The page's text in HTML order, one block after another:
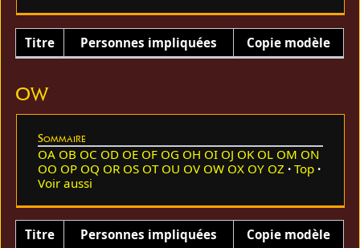
Titre Personnes impliquées Copie modèle
OW
Sommaire
OA OB OC OD OE OF OG OH OI OJ OK OL OM ON
OO OP OQ OR OS OT OU OV OW OX OY OZ
Top
Voir aussi
Titre Personnes impliquées Copie modèle